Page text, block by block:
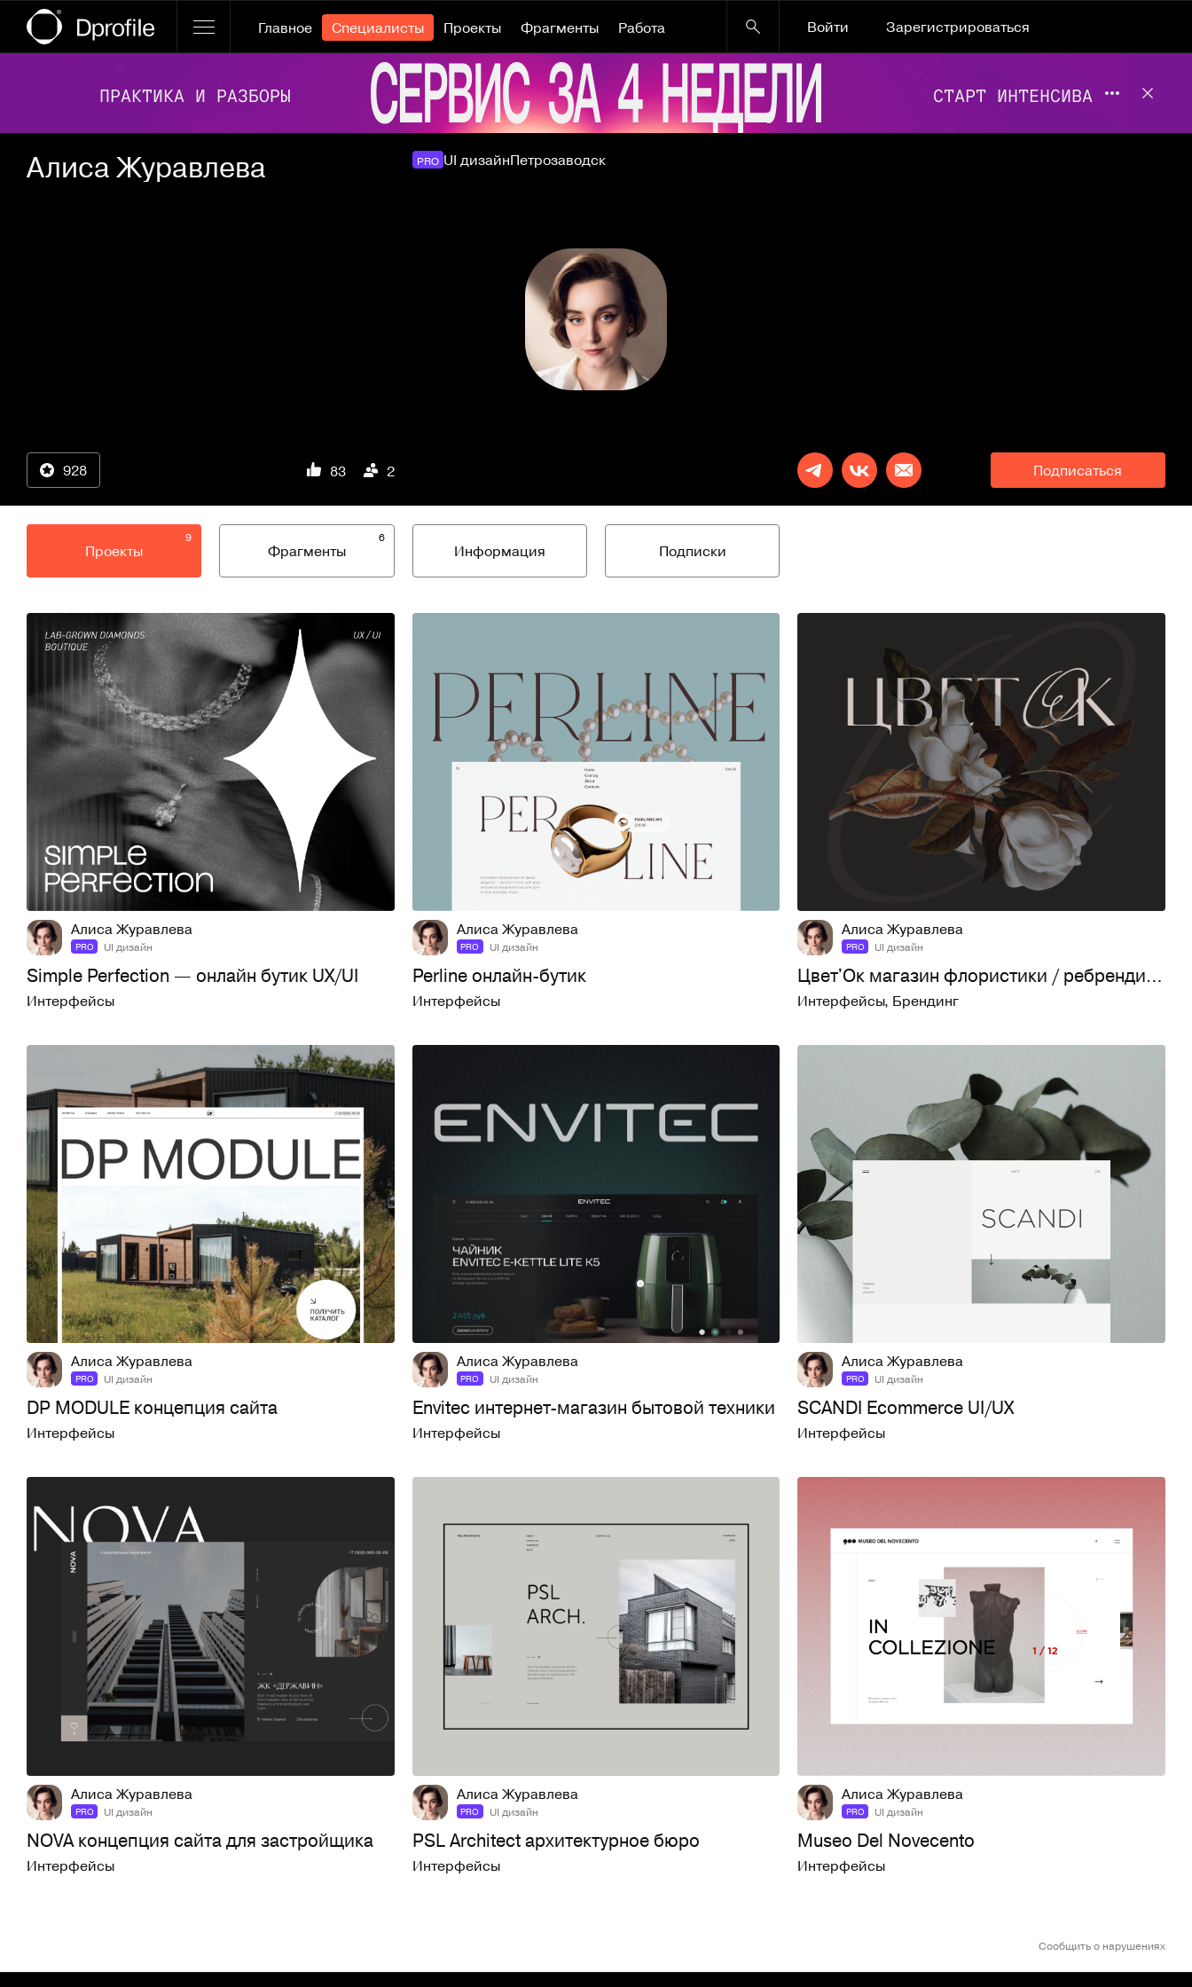
Главное Специалисты Проекты Фрагменты Работа Войти
Зарегистрироваться
Алиса Журавлева PRO UI дизайнПетрозаводск
928 83 2 Подписаться
9
Проекты
6
Фрагменты Информация Подписки
7
Алиса Журавлева
PRO UI дизайн
Simple Perfection — онлайн бутик UX/UI
Интерфейсы
Алиса Журавлева
PRO UI дизайн
Perline онлайн-бутик
Интерфейсы
Алиса Журавлева
PRO UI дизайн
Цвет'Ок магазин флористики / ребрендинг UI/UX
Интерфейсы, Брендинг
6 150
Алиса Журавлева
PRO UI дизайн
DP MODULE концепция сайта
Интерфейсы
136
Алиса Журавлева
PRO UI дизайн
Envitec интернет-магазин бытовой техники
Интерфейсы
Алиса Журавлева
PRO UI дизайн
SCANDI Ecommerce UI/UX
Интерфейсы
Алиса Журавлева
PRO UI дизайн
NOVA концепция сайта для застройщика
Интерфейсы
Алиса Журавлева
PRO UI дизайн
PSL Architect архитектурное бюро
Интерфейсы
Алиса Журавлева
PRO UI дизайн
Museo Del Novecento
Интерфейсы
Сообщить о нарушениях